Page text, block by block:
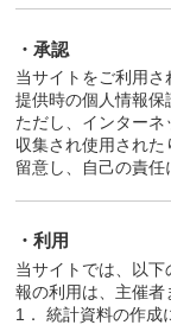
・承認
当サイトをご利用
提供時の個人情報保
ただし、インター
収集され使用され
留意し、自己の責任
・利用
当サイトでは、以
報の利用は、主催者
1． 統計資料の作成